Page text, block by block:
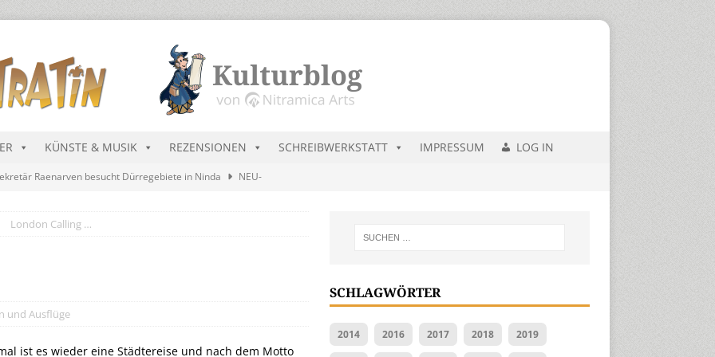
KÜNSTE & MUSIK REZENSIONEN SCHREIBWERKSTATT IMPRESSUM LOG IN
Raenarven besucht Dürregebiete in Ninda
NEU-
wird erst mal unöffentlich…
stellt Streichliste vor
Charts im August 2026
London Calling …
und Ausflüge
ist es wieder eine Städtereise und nach dem Motto
SCHLAGWÖRTER
2014 2016 2017 2018 2019